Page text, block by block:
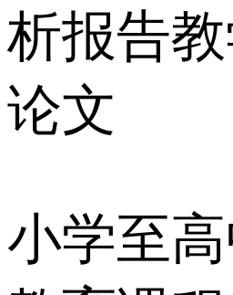
析报告
论文
小学至